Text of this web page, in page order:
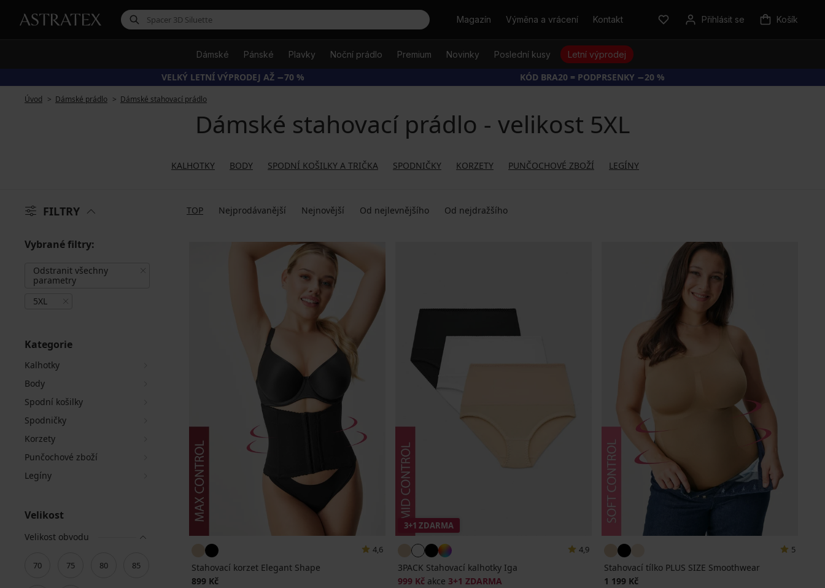
HledatMagazín Výměna a vrácení Kontakt Přihlásit se Košík
Dámské Pánské Plavky Noční prádlo Premium Novinky Poslední kusy Letní výprodej
VELKÝ LETNÍ VÝPRODEJ AŽ −70 % KÓD BRA20 = PODPRSENKY −20 %
Úvod Dámské prádlo Dámské stahovací prádlo
Dámské stahovací prádlo - velikost 5XL
KALHOTKY BODY SPODNÍ KOŠILKY A TRIČKA SPODNIČKY KORZETY PUNČOCHOVÉ ZBOŽÍ LEGÍNY
FILTRY TOP Nejprodávanější Nejnovější Od nejlevnějšího Od nejdražšího
Vybrané filtry:
Odstranit všechny
parametry
5XL
Kategorie
Kalhotky
Body
Spodní košilky
Spodničky
Korzety
Punčochové zboží
Legíny
Velikost
Velikost obvodu
70 75 80 85
4,6
Stahovací korzet Elegant Shape
899 Kč
3+1 ZDARMA
4,9
3PACK Stahovací kalhotky Iga
999 Kč akce 3+1 ZDARMA
5
Stahovací tílko PLUS SIZE Smoothwear
1 199 Kč